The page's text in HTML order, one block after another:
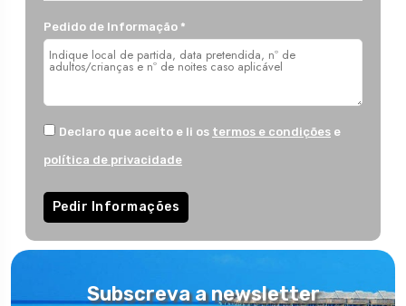
Pedido de Informação *
Declaro que aceito e li os termos e condições e
política de privacidade
Pedir Informações
Subscreva a newsletter